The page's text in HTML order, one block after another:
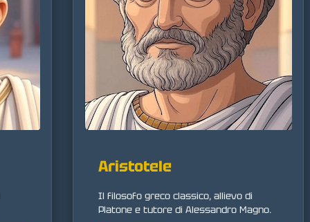
Aristotele
Il filosofo greco classico, allievo di
Platone e tutore di Alessandro Magno.